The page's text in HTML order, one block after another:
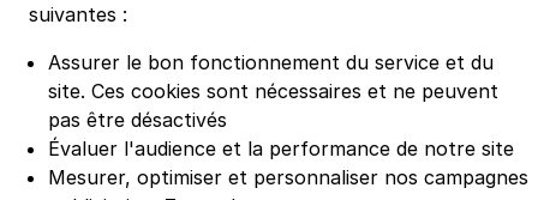
consommation de 20%
#SeDéplacerMoinsPolluer
© Zenpark 2012 - 2026 - Tous droits réservés - Fabriqué avec soin à
Rennes et Paris
suivantes :
Assurer le bon fonctionnement du service et du
site. Ces cookies sont nécessaires et ne peuvent
pas être désactivés
Évaluer l'audience et la performance de notre site
Mesurer, optimiser et personnaliser nos campagnes